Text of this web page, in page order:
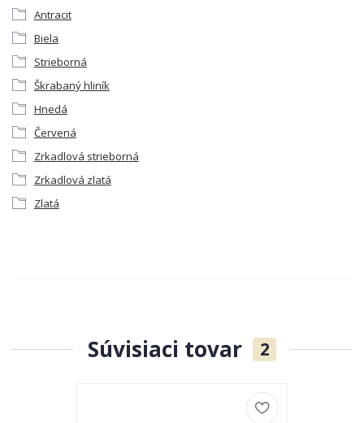
Antracit
Biela
Strieborná
Škrabaný hliník
Hnedá
Červená
Zrkadlová strieborná
Zrkadlová zlatá
Zlatá
Súvisiaci tovar 2